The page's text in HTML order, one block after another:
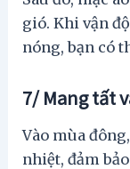
gió. Khi vận
nóng, bạn có
7/ Mang tất
Vào mùa
nhiệt, đảm